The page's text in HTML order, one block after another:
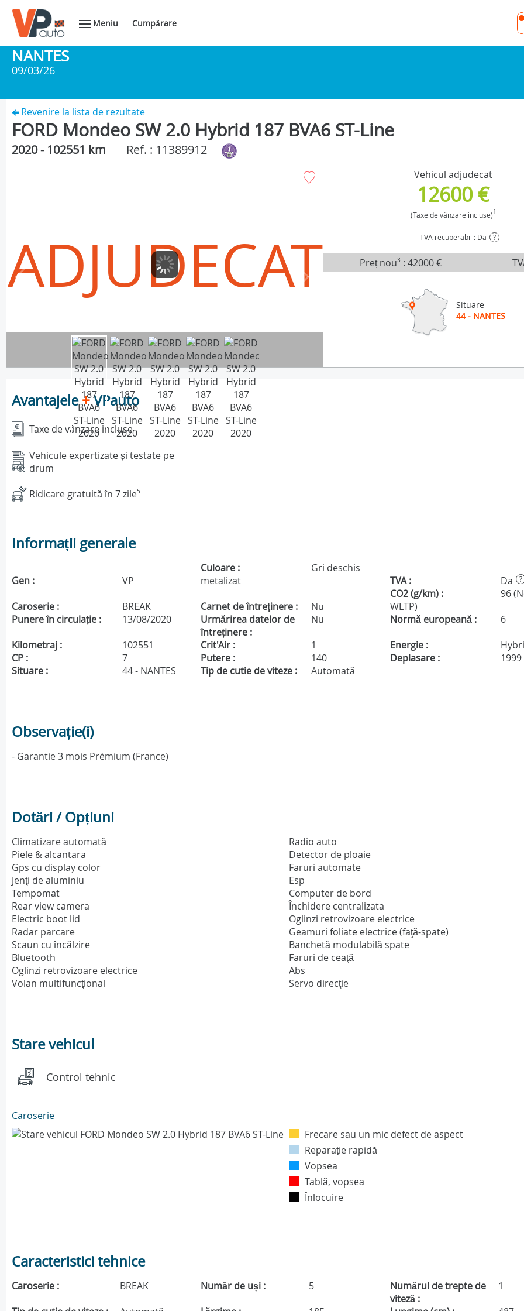
Meniu Cumpărare
NANTES
09/03/26
Revenire la lista de rezultate
FORD Mondeo SW 2.0 Hybrid 187 BVA6 ST-Line
2020 - 102551 km Ref. : 11389912
ADJUDECAT
Vehicul adjudecat
12600 €
(Taxe de vânzare incluse)1
TVA recuperabil : Da ?
Preț nou3 :42000 €
Situare
44 - NANTES
Avantajele+VPauto
Taxe de vânzare incluse
Vehicule expertizate și testate pe
drum
Ridicare gratuită în 7 zile5
Informații generale
Gen : VP
Culoare :
Gri deschis
metalizat
TVA : Da ?
Caroserie : BREAK Carnet de întreținere : Nu
CO2 (g/km) :
96
WLTP)
Punere în circulație :
13/08/2020
Urmărirea datelor de
întreținere :
Nu Normă europeană :
6
Kilometraj :
102551 Crit'Air : 1 Energie :
CP :
7 Putere : 140 Deplasare :
1999
Situare :
44 - NANTES Tip de cutie de viteze : Automată
Observație(i)
- Garantie 3 mois Prémium (France)
Dotări / Opțiuni
Climatizare automată
Piele & alcantara
Gps cu display color
Jenţi de aluminiu
Tempomat
Rear view camera
Electric boot lid
Radar parcare
Scaun cu încălzire
Bluetooth
Oglinzi retrovizoare electrice
Volan multifuncţional
Radio auto
Detector de ploaie
Faruri automate
Esp
Computer de bord
Închidere centralizata
Oglinzi retrovizoare electrice
Geamuri foliate electrice (faţă-spate)
Banchetă modulabilă spate
Faruri de ceaţă
Abs
Servo direcţie
Stare vehicul
Control tehnic
Caroserie
Frecare sau un mic defect de aspect
Reparație rapidă
Vopsea
Tablă, vopsea
Înlocuire
Caracteristici tehnice
Caroserie : BREAK Număr de uși : 5
Numărul de trepte de
viteză :
1